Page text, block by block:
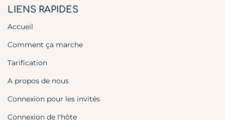
LIENS RAPIDES
Accueil
Comment ça marche
Tarification
A propos de nous
Connexion pour les invités
Connexion de l'hôte